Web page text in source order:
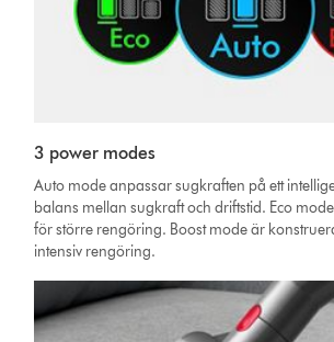
3 power modes
Auto mode anpassar sugkraften på ett
balans mellan sugkraft och driftstid. Eco
för större rengöring. Boost mode är
intensiv rengöring.